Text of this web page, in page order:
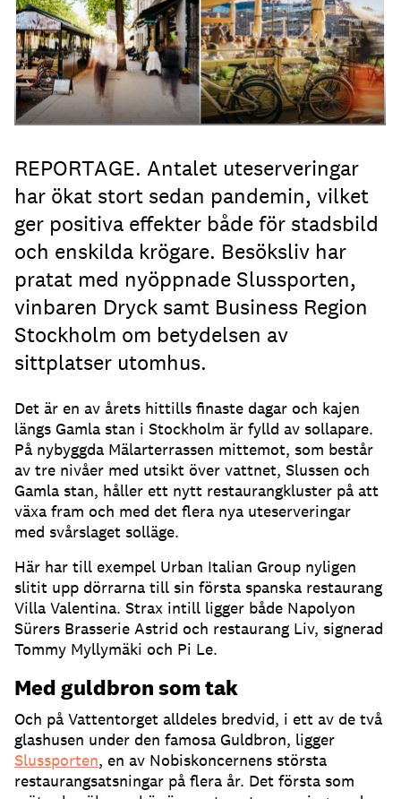
REPORTAGE. Antalet uteserveringar
har ökat stort sedan pandemin, vilket
ger positiva effekter både för stadsbild
och enskilda krögare. Besöksliv har
pratat med nyöppnade Slussporten,
vinbaren Dryck samt Business Region
Stockholm om betydelsen av
sittplatser utomhus.
Det är en av årets hittills finaste dagar och kajen
längs Gamla stan i Stockholm är fylld av sollapare.
På nybyggda Mälarterrassen mittemot, som består
av tre nivåer med utsikt över vattnet, Slussen och
Gamla stan, håller ett nytt restaurangkluster på att
växa fram och med det flera nya uteserveringar
med svårslaget solläge.
Här har till exempel Urban Italian Group nyligen
slitit upp dörrarna till sin första spanska restaurang
Villa Valentina. Strax intill ligger både Napolyon
Sürers Brasserie Astrid och restaurang Liv, signerad
Tommy Myllymäki och Pi Le.
Med guldbron som tak
Och på Vattentorget alldeles bredvid, i ett av de två
glashusen under den famosa Guldbron, ligger
Slussporten, en av Nobiskoncernens största
restaurangsatsningar på flera år. Det första som